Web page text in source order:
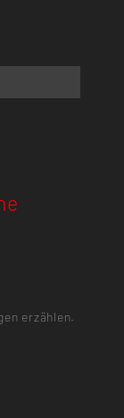
erzählen.